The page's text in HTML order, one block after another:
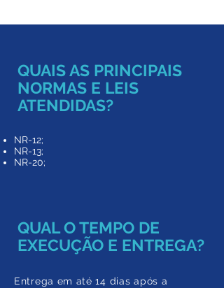
QUAIS AS PRINCIPAIS
NORMAS E LEIS
ATENDIDAS?
NR-12;
NR-13;
NR-20;
QUAL O TEMPO DE
EXECUÇÃO E ENTREGA?
Entrega em até 14 dias após a